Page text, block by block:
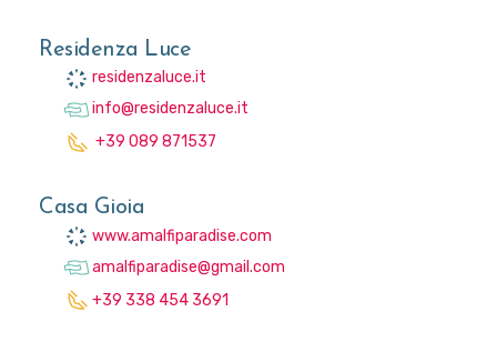
Residenza Luce
residenzaluce.it
info@residenzaluce.it
+39 089 871537
Casa Gioia
www.amalfiparadise.com
amalfiparadise@gmail.com
+39 338 454 3691